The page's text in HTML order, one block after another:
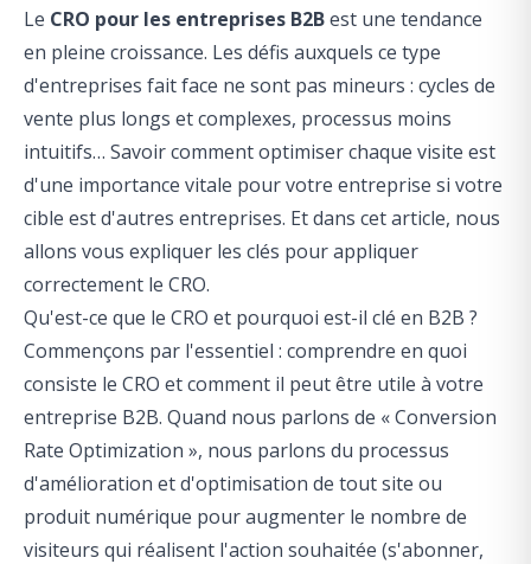
Le CRO pour les entreprises B2Best une tendance
en pleine croissance. Les défis auxquels ce type
d'entreprises fait face ne sont pas mineurs : cycles de
vente plus longs et complexes, processus moins
intuitifs… Savoir comment optimiser chaque visite est
d'une importance vitale pour votre entreprise si votre
cible est d'autres entreprises. Et dans cet article, nous
allons vous expliquer les clés pour appliquer
correctement le CRO.
Qu'est-ce que le CRO et pourquoi est-il clé en B2B ?
Commençons par l'essentiel : comprendre en quoi
consiste le CRO et comment il peut être utile à votre
entreprise B2B. Quand nous parlons de « Conversion
Rate Optimization », nous parlons du processus
d'amélioration et d'optimisation de tout site ou
produit numérique pour augmenter le nombre de
visiteurs qui réalisent l'action souhaitée (s'abonner,